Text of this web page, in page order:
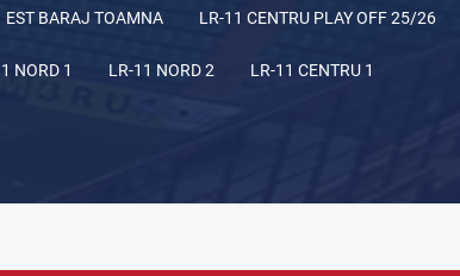
EST BARAJ TOAMNA LR-11 CENTRU PLAY OFF 25/26
NORD 1 LR-11 NORD 2 LR-11 CENTRU 1